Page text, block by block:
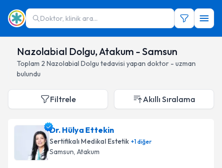
Doktor, klinik ara...
Nazolabial Dolgu, Atakum - Samsun
Toplam 2 Nazolabial Dolgu tedavisi yapan doktor - uzman
bulundu
Filtrele Akıllı Sıralama
Dr. Hülya Ettekin
Sertifikalı Medikal Estetik +1diğer
Samsun, Atakum